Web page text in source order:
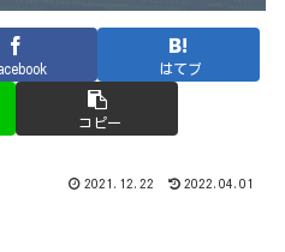
はてブ
コピー
2021.12.22 2022.04.01